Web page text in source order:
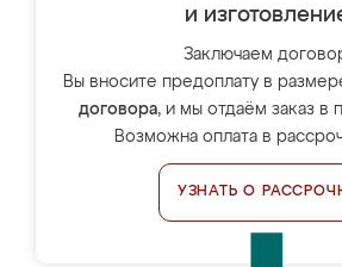
и
Заключаем
Вы вносите предоплату в
договора, и мы отдаём заказ в
Возможна оплата в
УЗНАТЬ О